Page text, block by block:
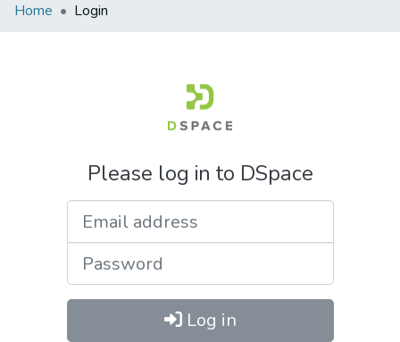
Home Login
Please log in to DSpace
Log in